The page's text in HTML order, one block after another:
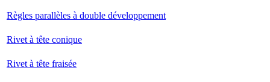
Règles parallèles à double développement
Rivet à tête conique
Rivet à tête fraisée